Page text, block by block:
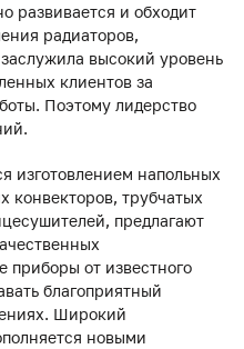
развивается и обходит
радиаторов,
высокий уровень
клиентов за
Поэтому лидерство
изготовлением напольных
конвекторов, трубчатых
предлагают
приборы от известного
благоприятный
Широкий
новыми